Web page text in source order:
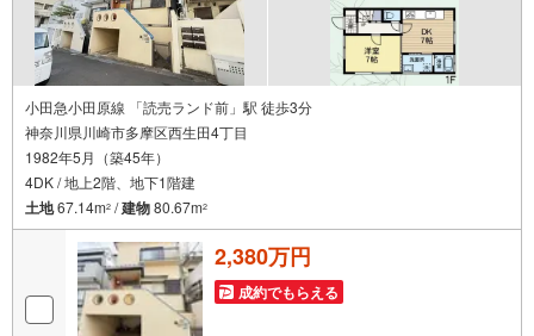
小田急小田原線 「読売ランド前」駅 徒歩3分
神奈川県川崎市多摩区西生田4丁目
1982年5月（築45年）
4DK / 地上2階、地下1階建
土地67.14m2 /建物80.67m2
2,380万円
成約でもらえる